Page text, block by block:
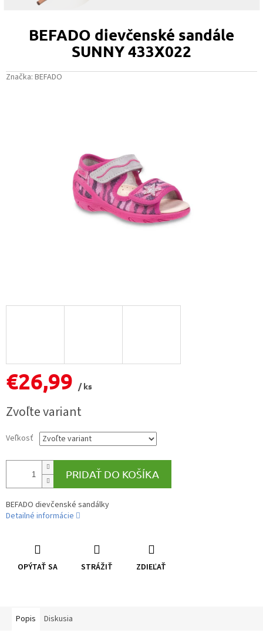
BEFADO dievčenské sandále
SUNNY 433X022
Značka: BEFADO
€26,99
/ ks
cena:
Zvoľte variant
Veľkosť
PRIDAŤ DO KOŠÍKA
BEFADO dievčenské sandálky
Detailné informácie
OPÝTAŤ SA STRÁŽIŤ ZDIEĽAŤ
Popis Diskusia